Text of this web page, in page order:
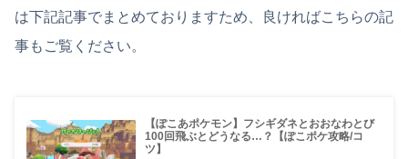
は下記記事でまとめておりますため、良ければこちらの記
事もご覧ください。
【ぽこあポケモン】フシギダネとおおなわとび
100回飛ぶとどうなる…？【ぽこポケ攻略/コ
ツ】